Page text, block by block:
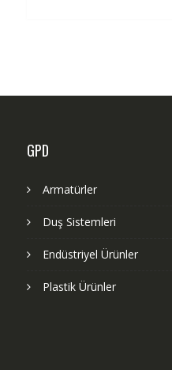
GPD
Armatürler
Duş Sistemleri
Endüstriyel Ürünler
Plastik Ürünler